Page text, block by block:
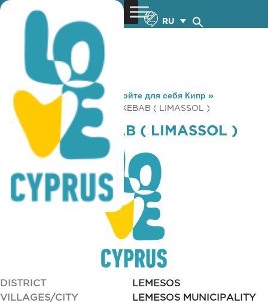
RU
You are here: Home »Откройте для себя Кипр »
Gastronomy
» OTHELLOS KEBAB ( LIMASSOL )
OTHELLOS KEBAB ( LIMASSOL )
DISTRICT
LEMESOS
VILLAGES/CITY
LEMESOS MUNICIPALITY